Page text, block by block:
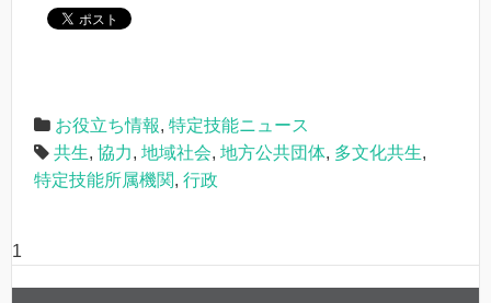
お役立ち情報, 特定技能ニュース
共生, 協力, 地域社会, 地方公共団体, 多文化共生,
特定技能所属機関, 行政
1